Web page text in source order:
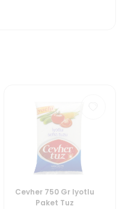
Cevher 750 Gr Iyotlu
Paket Tuz